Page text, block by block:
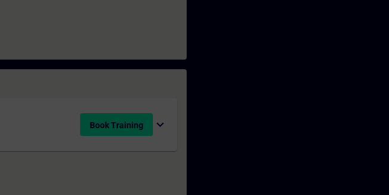
Book Training expand_more